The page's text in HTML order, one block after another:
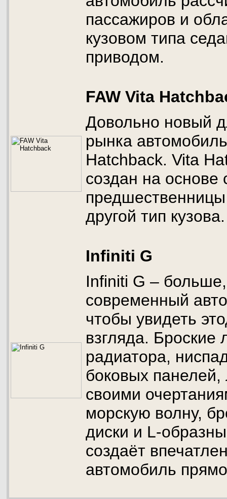
пассажиров и
кузовом типа
приводом.
FAW Vita
Довольно новый
рынка
Hatchback. Vita
создан на основе
другой тип кузова.
Infiniti G
Infiniti G –
современный
чтобы увидеть
взгляда. Броские
радиатора,
боковых панелей,
своими
морскую волну,
диски и L-
создаёт
автомобиль